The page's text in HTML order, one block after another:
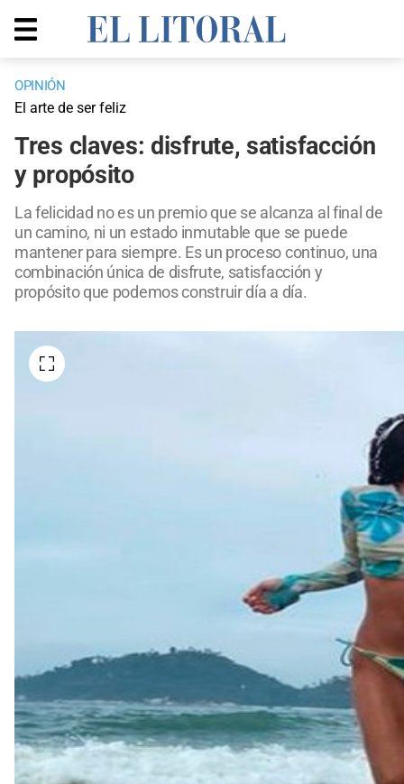
OPINIÓN
El arte de ser feliz
Tres claves: disfrute, satisfacción
y propósito
La felicidad no es un premio que se alcanza al final de
un camino, ni un estado inmutable que se puede
mantener para siempre. Es un proceso continuo, una
combinación única de disfrute, satisfacción y
propósito que podemos construir día a día.